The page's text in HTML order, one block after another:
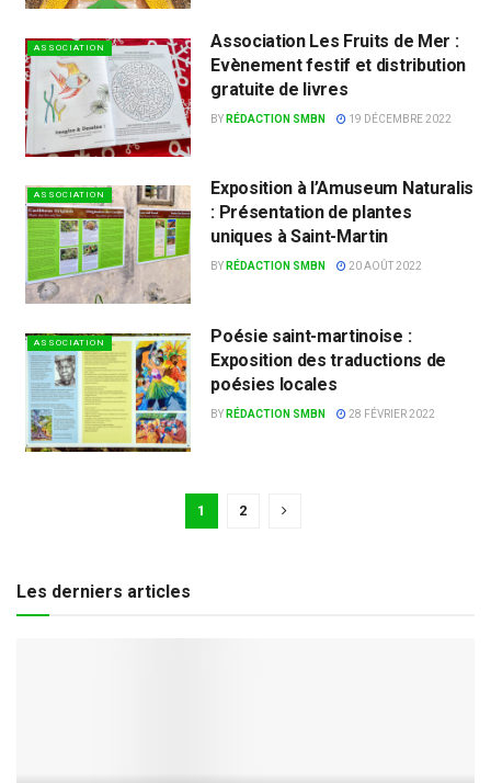
ASSOCIATION
Association Les Fruits de Mer :
Evènement festif et distribution
gratuite de livres
BY RÉDACTION SMBN 19 DÉCEMBRE 2022
ASSOCIATION
Exposition à l’Amuseum Naturalis
: Présentation de plantes
uniques à Saint-Martin
BY RÉDACTION SMBN 20 AOÛT 2022
ASSOCIATION
Poésie saint-martinoise :
Exposition des traductions de
poésies locales
BY RÉDACTION SMBN 28 FÉVRIER 2022
1 2
Les derniers articles